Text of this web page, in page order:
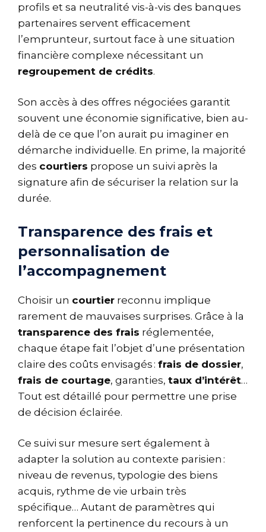
profils et sa neutralité vis-à-vis des banques
partenaires servent efficacement
l’emprunteur, surtout face à une situation
financière complexe nécessitant un
regroupement de crédits.
Son accès à des offres négociées garantit
souvent une économie significative, bien au-
delà de ce que l’on aurait pu imaginer en
démarche individuelle. En prime, la majorité
des courtiers propose un suivi après la
signature afin de sécuriser la relation sur la
durée.
Transparence des frais et
personnalisation de
l’accompagnement
Choisir un courtier reconnu implique
rarement de mauvaises surprises. Grâce à la
transparence des frais réglementée,
chaque étape fait l’objet d’une présentation
claire des coûts envisagés : frais de dossier,
frais de courtage, garanties, taux d’intérêt…
Tout est détaillé pour permettre une prise
de décision éclairée.
Ce suivi sur mesure sert également à
adapter la solution au contexte parisien :
niveau de revenus, typologie des biens
acquis, rythme de vie urbain très
spécifique… Autant de paramètres qui
renforcent la pertinence du recours à un